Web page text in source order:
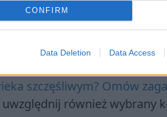
CONFIRM
Data Deletion Data Access
. W swojej odpowiedzi
szczęśliwym? Omów
również wybrany